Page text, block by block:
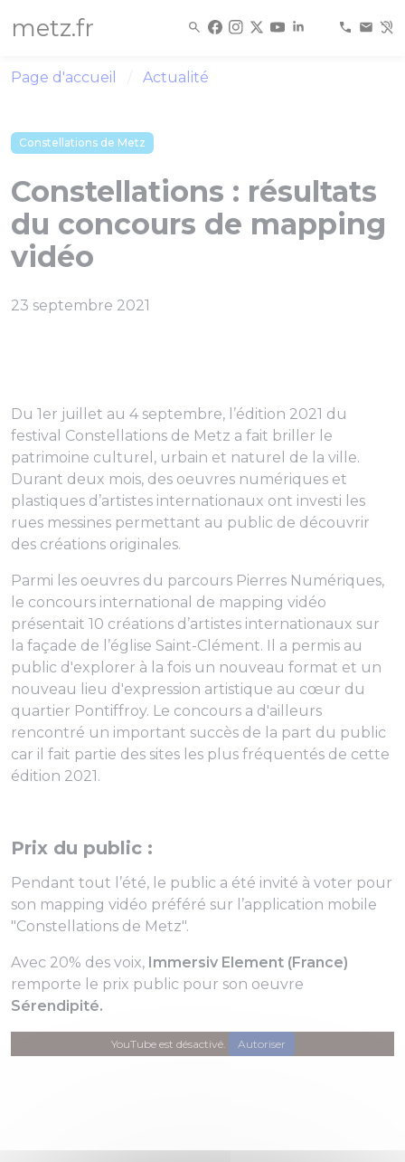
metz.fr
Page d'accueil Actualité
Constellations de Metz
Constellations : résultats
du concours de mapping
vidéo
23 septembre 2021
Du 1er juillet au 4 septembre, l’édition 2021 du
festival Constellations de Metz a fait briller le
patrimoine culturel, urbain et naturel de la ville.
Durant deux mois, des oeuvres numériques et
plastiques d’artistes internationaux ont investi les
rues messines permettant au public de découvrir
des créations originales.
Parmi les oeuvres du parcours Pierres Numériques,
le concours international de mapping vidéo
présentait 10 créations d’artistes internationaux sur
la façade de l’église Saint-Clément. Il a permis au
public d'explorer à la fois un nouveau format et un
nouveau lieu d'expression artistique au cœur du
quartier Pontiffroy. Le concours a d'ailleurs
rencontré un important succès de la part du public
car il fait partie des sites les plus fréquentés de cette
édition 2021.
Prix du public :
Pendant tout l’été, le public a été invité à voter pour
son mapping vidéo préféré sur l’application mobile
"Constellations de Metz".
Avec 20% des voix, Immersiv Element (France)
remporte le prix public pour son oeuvre
Sérendipité.
YouTube est désactivé. Autoriser